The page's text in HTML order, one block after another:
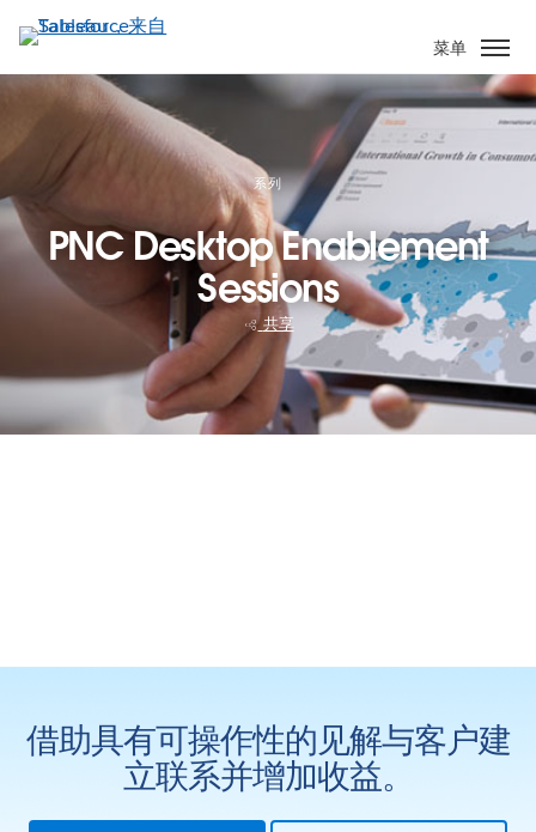
转
到
主
内
菜单
系列
PNC Desktop Enablement
Sessions
共享
借助具有可操作性的见解与客户建
立联系并增加收益。